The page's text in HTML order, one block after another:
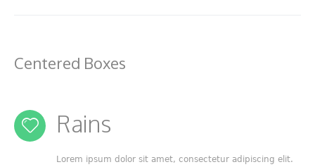
Centered Boxes
Rains
Lorem ipsum dolor sit amet, consectetur adipiscing elit.